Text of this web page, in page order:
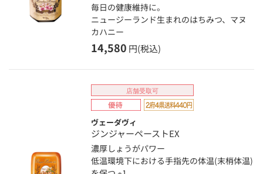
毎日の健康維持に。
ニュージーランド生まれのはちみつ、マヌ
カハニー
14,580 円(税込)
店舗受取可
ヴェーダヴィ
ジンジャーペーストEX
濃厚しょうがパワー
低温環境下における手指先の体温(末梢体温)